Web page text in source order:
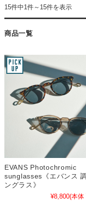
15件中1件～15件を表示
商品一覧
EVANS Photochromic
sunglasses《エバンス
ングラス》
¥8,800(本体